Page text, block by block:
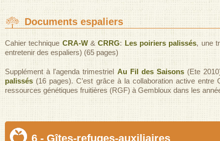
Documents espaliers
Cahier technique CRA-W&CRRG: Les poiriers palissés, une
entretenir des espaliers) (65 pages)
Supplément à l'agenda trimestriel Au Fil des Saisons (Ete
palissés (16 pages). C’est grâce à la collaboration active
ressources génétiques fruitières (RGF) à Gembloux dans les
6 - Gîtes-refuges-auxiliaires